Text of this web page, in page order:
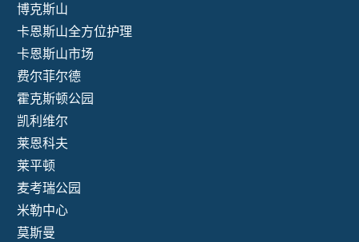
博克斯山
卡恩斯山全方位护理
卡恩斯山市场
费尔菲尔德
霍克斯顿公园
凯利维尔
莱恩科夫
莱平顿
麦考瑞公园
米勒中心
莫斯曼